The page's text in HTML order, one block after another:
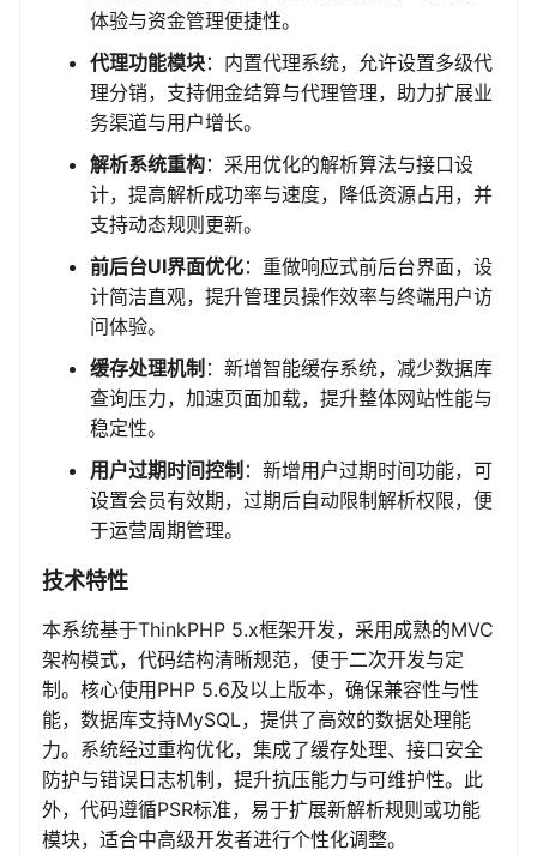
体验与资金管理便捷性。
代理功能模块：内置代理系统，允许设置多级代
理分销，支持佣金结算与代理管理，助力扩展业
务渠道与用户增长。
解析系统重构：采用优化的解析算法与接口设
计，提高解析成功率与速度，降低资源占用，并
支持动态规则更新。
前后台UI界面优化：重做响应式前后台界面，设
计简洁直观，提升管理员操作效率与终端用户访
问体验。
缓存处理机制 ：新增智能缓存系统，减少数据库
查询压力，加速页面加载，提升整体网站性能与
稳定性。
用户过期时间控制 ：新增用户过期时间功能，可
设置会员有效期，过期后自动限制解析权限，便
于运营周期管理。
技术特性
本系统基于ThinkPHP 5.x框架开发，采用成熟的MVC
架构模式，代码结构清晰规范，便于二次开发与定
制。核心使用PHP 5.6及以上版本，确保兼容性与性
能，数据库支持MySQL，提供了高效的数据处理能
力。系统经过重构优化，集成了缓存处理、接口安全
防护与错误日志机制，提升抗压能力与可维护性。此
外，代码遵循PSR标准，易于扩展新解析规则或功能
模块，适合中高级开发者进行个性化调整。